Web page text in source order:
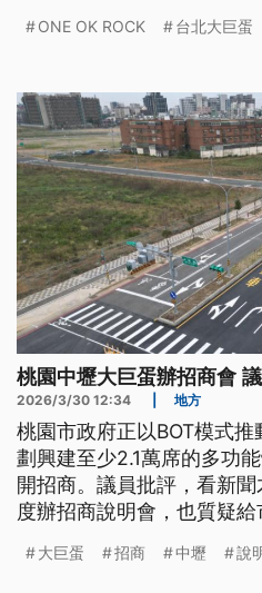
派人力現場確認執行情形。
ONE OK ROCK 台北大巨蛋
桃園中壢大巨蛋辦招商會
2026/3/30 12:34 地方
桃園市政府正以BOT模式
劃興建至少2.1萬席的多功
開招商。議員批評，看新
度辦招商說明會，也質疑
大巨蛋 招商 中壢 說